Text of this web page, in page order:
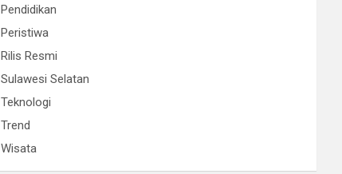
Pendidikan
Peristiwa
Rilis Resmi
Sulawesi Selatan
Teknologi
Trend
Wisata